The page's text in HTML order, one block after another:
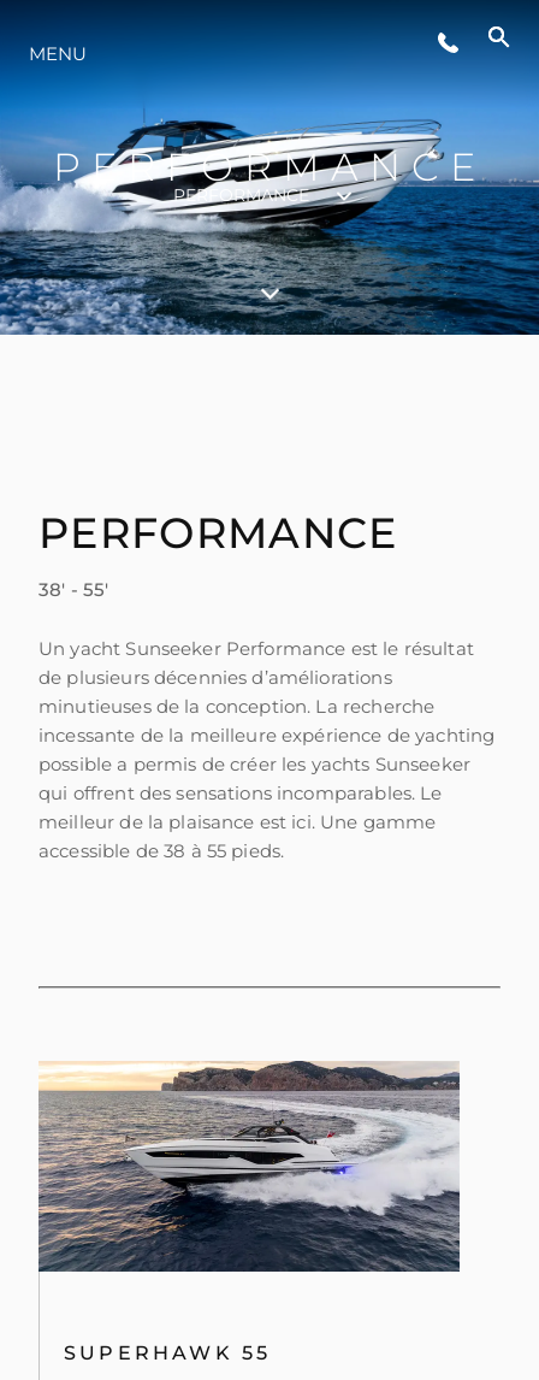
ÉVÉNEMENTS
STYLE DE VIE
L'INNOVATION
LA SOCIÉTÉ
MENU
PERFORMANCE
PERFORMANCE
PERFORMANCE
38' - 55'
Un yacht Sunseeker Performance est le résultat
de plusieurs décennies d’améliorations
minutieuses de la conception. La recherche
incessante de la meilleure expérience de yachting
possible a permis de créer les yachts Sunseeker
qui offrent des sensations incomparables. Le
meilleur de la plaisance est ici. Une gamme
accessible de 38 à 55 pieds.
SUPERHAWK 55